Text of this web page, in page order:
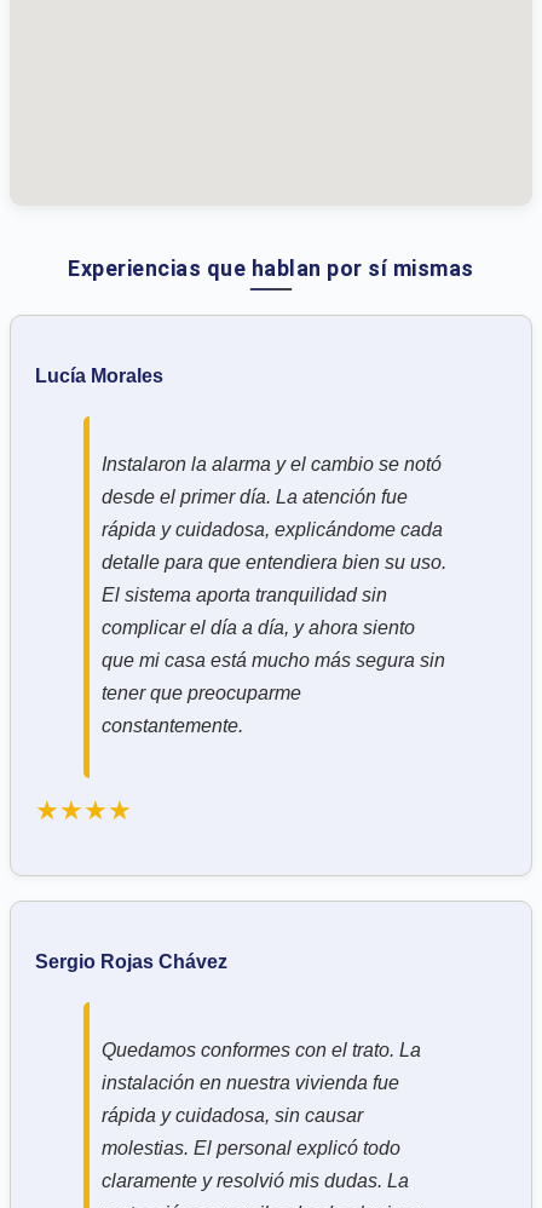
Experiencias que hablan por sí mismas
Lucía Morales
Instalaron la alarma y el cambio se notó
desde el primer día. La atención fue
rápida y cuidadosa, explicándome cada
detalle para que entendiera bien su uso.
El sistema aporta tranquilidad sin
complicar el día a día, y ahora siento
que mi casa está mucho más segura sin
tener que preocuparme
constantemente.
★★★★
Sergio Rojas Chávez
Quedamos conformes con el trato. La
instalación en nuestra vivienda fue
rápida y cuidadosa, sin causar
molestias. El personal explicó todo
claramente y resolvió mis dudas. La